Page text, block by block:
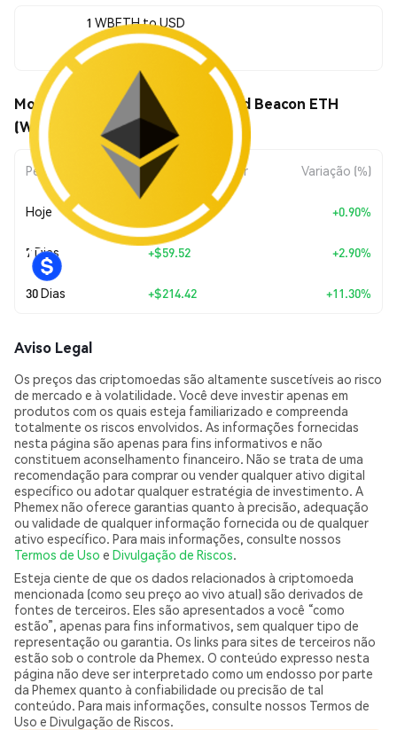
1 WBETH to USD
$2,111.95
Movimentos de preço de Wrapped Beacon ETH
(WBETH)
Período Variação do Valor Variação (%)
Hoje $18.84 +0.90%
7 Dias +$59.52 +2.90%
30 Dias +$214.42 +11.30%
Aviso Legal
Os preços das criptomoedas são altamente suscetíveis ao risco
de mercado e à volatilidade. Você deve investir apenas em
produtos com os quais esteja familiarizado e compreenda
totalmente os riscos envolvidos. As informações fornecidas
nesta página são apenas para fins informativos e não
constituem aconselhamento financeiro. Não se trata de uma
recomendação para comprar ou vender qualquer ativo digital
específico ou adotar qualquer estratégia de investimento. A
Phemex não oferece garantias quanto à precisão, adequação
ou validade de qualquer informação fornecida ou de qualquer
ativo específico. Para mais informações, consulte nossos
Termos de Uso e Divulgação de Riscos.
Esteja ciente de que os dados relacionados à criptomoeda
mencionada (como seu preço ao vivo atual) são derivados de
fontes de terceiros. Eles são apresentados a você “como
estão”, apenas para fins informativos, sem qualquer tipo de
representação ou garantia. Os links para sites de terceiros não
estão sob o controle da Phemex. O conteúdo expresso nesta
página não deve ser interpretado como um endosso por parte
da Phemex quanto à confiabilidade ou precisão de tal
conteúdo. Para mais informações, consulte nossos Termos de
Uso e Divulgação de Riscos.